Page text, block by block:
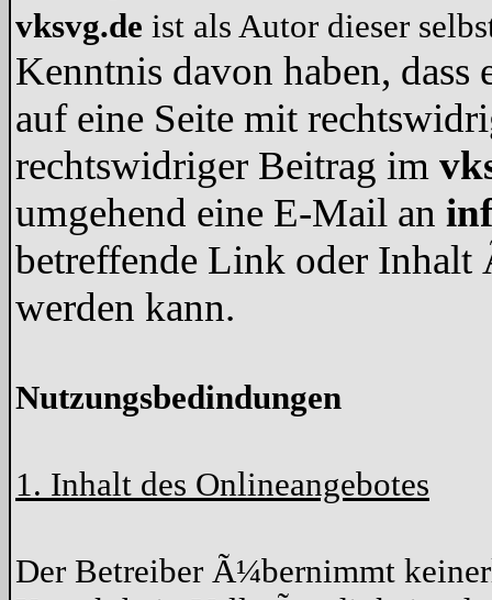
vksvg.de ist als Autor dieser
Kenntnis davon haben,
auf eine Seite mit
rechtswidriger Beitrag im
umgehend eine E-Mail an
betreffende Link oder
werden kann.
Nutzungsbedindungen
1. Inhalt des Onlineangebotes
Der Betreiber Ã¼bernimmt